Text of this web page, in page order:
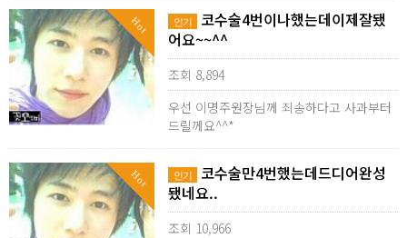
Hot 인기
코수술4번이나했는데이제잘됐
어요~~^^
조회 8,894
우선 이명주원장님께 죄송하다고 사과부터
드릴께요^^*
Hot 인기
코수술만4번했는데드디어완성
됐네요..
조회 10,966